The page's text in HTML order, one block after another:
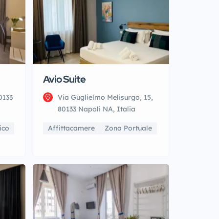
Avio Suite
Via Guglielmo Melisurgo, 15,
80133 Napoli NA, Italia
Affittacamere Zona Portuale